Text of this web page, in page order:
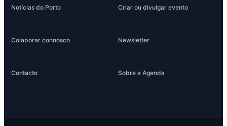
Notícias do Porto Criar ou divulgar evento
Colaborar connosco Newsletter
Contacto Sobre a Agenda